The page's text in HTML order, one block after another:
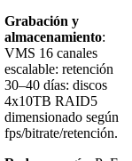
Grabación y
almacenamiento:
VMS 16 canales
escalable: retención
30–40 días: discos
4x10TB RAID5
dimensionado según
fps/bitrate/retención.